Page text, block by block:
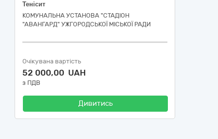
Тенісит
КОМУНАЛЬНА УСТАНОВА "СТАДІОН
"АВАНГАРД" УЖГОРОДСЬКОЇ МІСЬКОЇ РАДИ
Очікувана вартість
52 000,00 UAH
з ПДВ
Дивитись